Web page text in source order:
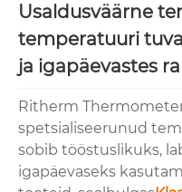
Usaldusväärne
temperatuuri
ja igapäevastes
Ritherm
spetsialiseerunud
sobib tööstuslikuks,
igapäevaseks